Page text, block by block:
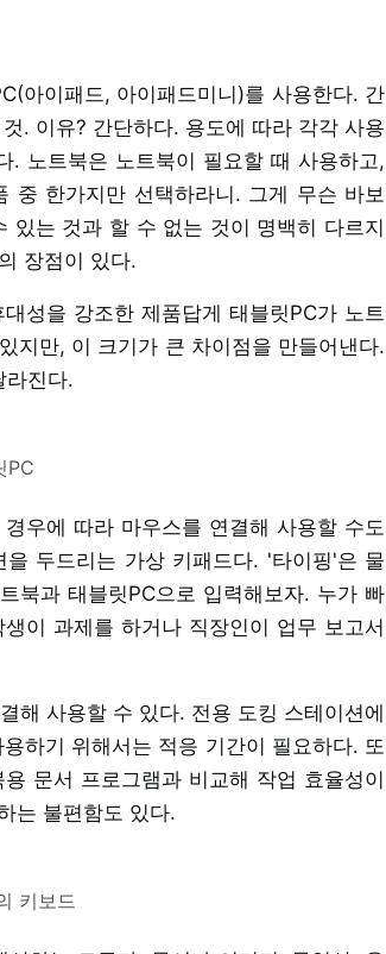
아이패드, 아이패드미니)를 사용한다. 간
. 이유? 간단하다. 용도에 따라 각각 사용
. 노트북은 노트북이 필요할 때 사용하고,
중 한가지만 선택하라니. 그게 무슨 바보
있는 것과 할 수 없는 것이 명백히 다르지
장점이 있다.
성을 강조한 제품답게 태블릿PC가 노트
지만, 이 크기가 큰 차이점을 만들어낸다.
라진다.
PC
우에 따라 마우스를 연결해 사용할 수도
두드리는 가상 키패드다. '타이핑'은 물
북과 태블릿PC으로 입력해보자. 누가 빠
이 과제를 하거나 직장인이 업무 보고서
해 사용할 수 있다. 전용 도킹 스테이션에
하기 위해서는 적응 기간이 필요하다. 또
문서 프로그램과 비교해 작업 효율성이
는 불편함도 있다.
키보드